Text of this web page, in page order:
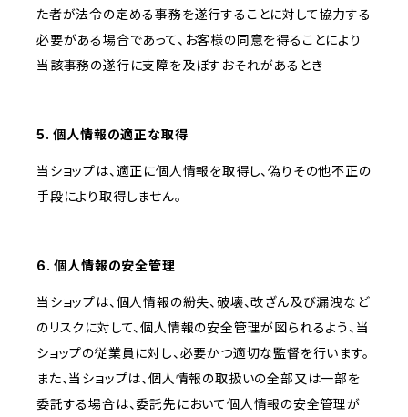
た者が法令の定める事務を遂行することに対して協力する
必要がある場合であって、お客様の同意を得ることにより
当該事務の遂行に支障を及ぼすおそれがあるとき
5. 個人情報の適正な取得
当ショップは、適正に個人情報を取得し、偽りその他不正の
手段により取得しません。
6. 個人情報の安全管理
当ショップは、個人情報の紛失、破壊、改ざん及び漏洩など
のリスクに対して、個人情報の安全管理が図られるよう、当
ショップの従業員に対し、必要かつ適切な監督を行います。
また、当ショップは、個人情報の取扱いの全部又は一部を
委託する場合は、委託先において個人情報の安全管理が